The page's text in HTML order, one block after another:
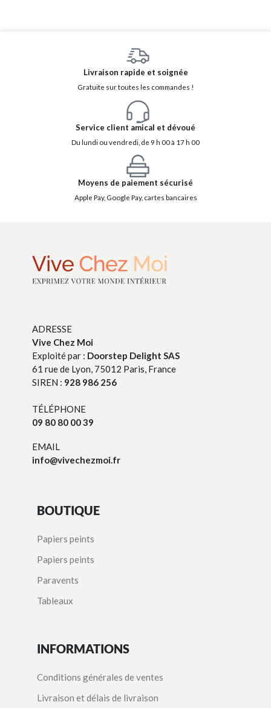
Livraison rapide et soignée
Gratuite sur toutes les commandes !
Service client amical et dévoué
Du lundi ou vendredi, de 9 h 00 à 17 h 00
Moyens de paiement sécurisé
Apple Pay, Google Pay, cartes bancaires
ADRESSE
Vive Chez Moi
Exploité par : Doorstep Delight SAS
61 rue de Lyon, 75012 Paris, France
SIREN : 928 986 256
TÉLÉPHONE
09 80 80 00 39
EMAIL
info@vivechezmoi.fr
BOUTIQUE
Papiers peints
Papiers peints
Paravents
Tableaux
INFORMATIONS
Conditions générales de ventes
Livraison et délais de livraison